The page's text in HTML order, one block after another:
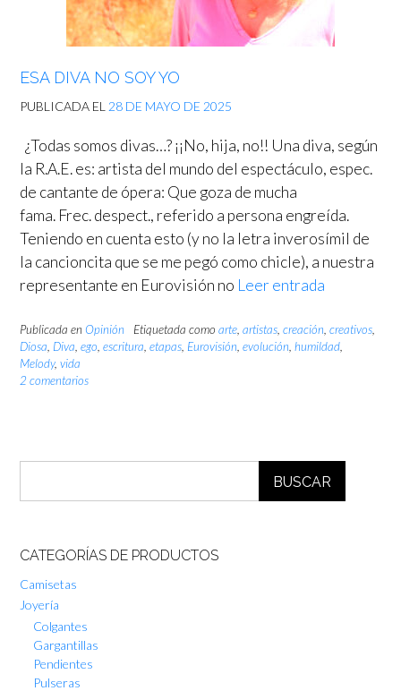
ESA DIVA NO SOY YO
PUBLICADA EL 28 DE MAYO DE 2025
¿Todas somos divas…? ¡¡No, hija, no!! Una diva, según
la R.A.E. es: artista del mundo del espectáculo, espec.
de cantante de ópera: Que goza de mucha
fama. Frec. despect., referido a persona engreída.
Teniendo en cuenta esto (y no la letra inverosímil de
la cancioncita que se me pegó como chicle), a nuestra
representante en Eurovisión no Leer entrada
Publicada en Opinión Etiquetada como arte artistas creación creativos
Diosa Diva ego escritura etapas Eurovisión evolución humildad
Melody, vida
2 comentarios
BUSCAR
CATEGORÍAS DE PRODUCTOS
Camisetas
Joyería
Colgantes
Gargantillas
Pendientes
Pulseras